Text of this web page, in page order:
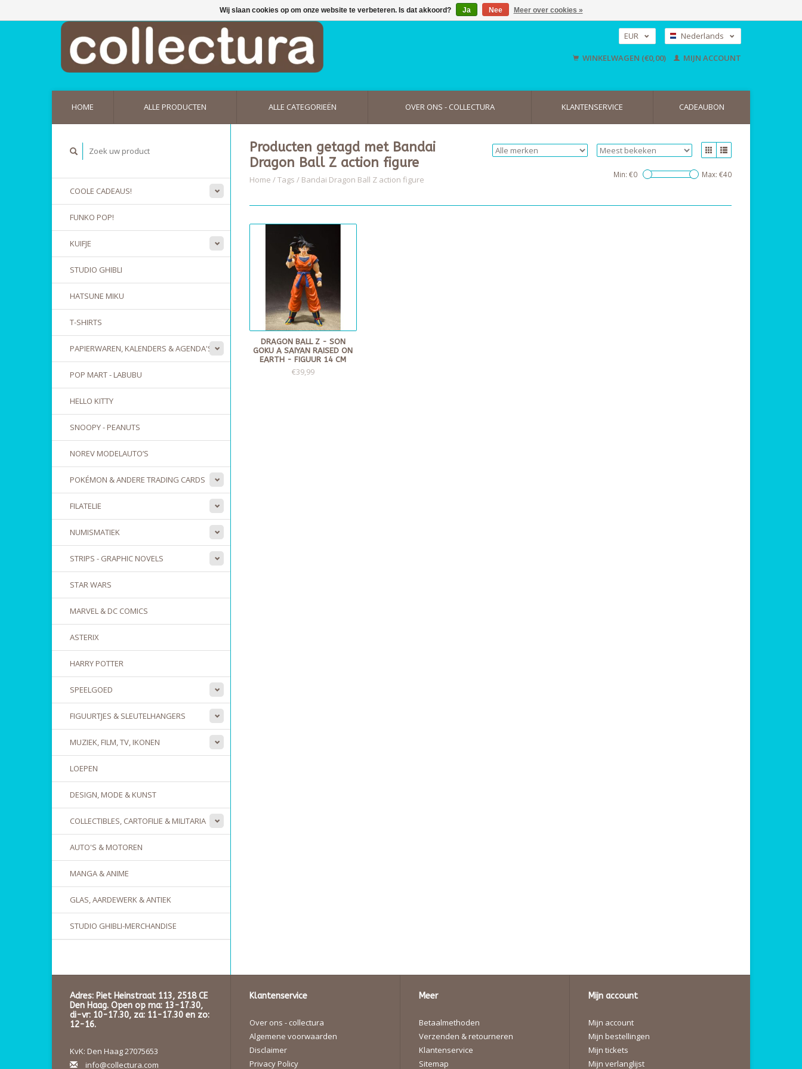
EUR
USD
Nederlands
English
WINKELWAGEN (€0,00) MIJN ACCOUNT
HOME ALLE PRODUCTEN ALLE CATEGORIEËN OVER ONS - COLLECTURA KLANTENSERVICE CADEAUBON
COOLE CADEAUS!
FUNKO POP!
KUIFJE
STUDIO GHIBLI
HATSUNE MIKU
T-SHIRTS
PAPIERWAREN, KALENDERS & AGENDA'S
POP MART - LABUBU
HELLO KITTY
SNOOPY - PEANUTS
NOREV MODELAUTO’S
POKÉMON & ANDERE TRADING CARDS
FILATELIE
NUMISMATIEK
STRIPS - GRAPHIC NOVELS
STAR WARS
MARVEL & DC COMICS
ASTERIX
HARRY POTTER
SPEELGOED
FIGUURTJES & SLEUTELHANGERS
MUZIEK, FILM, TV, IKONEN
LOEPEN
DESIGN, MODE & KUNST
COLLECTIBLES, CARTOFILIE & MILITARIA
AUTO'S & MOTOREN
MANGA & ANIME
GLAS, AARDEWERK & ANTIEK
STUDIO GHIBLI-MERCHANDISE
Producten getagd met Bandai
Dragon Ball Z action figure
Home /Tags / Bandai Dragon Ball Z action figure Min: €0 Max: €40
DRAGON BALL Z - SON
GOKU A SAIYAN RAISED ON
EARTH - FIGUUR 14 CM
€39,99
Adres: Piet Heinstraat 113, 2518 CE
Den Haag. Open op ma: 13-17.30,
di-vr: 10-17.30, za: 11-17.30 en zo:
12-16.
KvK: Den Haag 27075653
info@collectura.com
Klantenservice
Over ons - collectura
Algemene voorwaarden
Disclaimer
Privacy Policy
Meer
Betaalmethoden
Verzenden & retourneren
Klantenservice
Sitemap
Mijn account
Mijn account
Mijn bestellingen
Mijn tickets
Mijn verlanglijst
Wij slaan cookies op om onze website te verbeteren. Is dat akkoord? Ja Nee Meer over cookies »